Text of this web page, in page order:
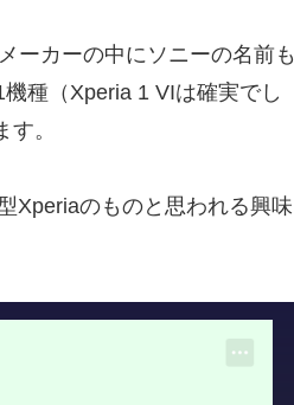
ーカーの中にソニーの名前も
種（Xperia 1 VIは確実でし
。
Xperiaのものと思われる興味